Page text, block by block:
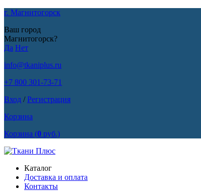
г. Магнитогорск
Ваш город
Магнитогорск?
Да Нет
info@tkaniplus.ru
+7 800 301-73-71
Вход /Регистрация
Корзина
Корзина (0 руб.)
Каталог
Доставка и оплата
Контакты